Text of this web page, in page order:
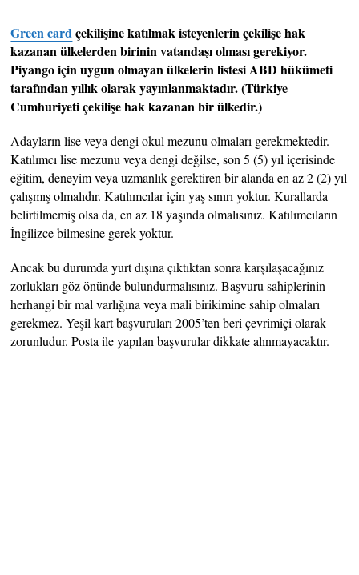
Green cardçekilişine katılmak isteyenlerin çekilişe hak
kazanan ülkelerden birinin vatandaşı olması gerekiyor.
Piyango için uygun olmayan ülkelerin listesi ABD hükümeti
tarafından yıllık olarak yayınlanmaktadır. (Türkiye
Cumhuriyeti çekilişe hak kazanan bir ülkedir.)
Adayların lise veya dengi okul mezunu olmaları gerekmektedir.
Katılımcı lise mezunu veya dengi değilse, son 5 (5) yıl içerisinde
eğitim, deneyim veya uzmanlık gerektiren bir alanda en az 2 (2) yıl
çalışmış olmalıdır. Katılımcılar için yaş sınırı yoktur. Kurallarda
belirtilmemiş olsa da, en az 18 yaşında olmalısınız. Katılımcıların
İngilizce bilmesine gerek yoktur.
Ancak bu durumda yurt dışına çıktıktan sonra karşılaşacağınız
zorlukları göz önünde bulundurmalısınız. Başvuru sahiplerinin
herhangi bir mal varlığına veya mali birikimine sahip olmaları
gerekmez. Yeşil kart başvuruları 2005’ten beri çevrimiçi olarak
zorunludur. Posta ile yapılan başvurular dikkate alınmayacaktır.